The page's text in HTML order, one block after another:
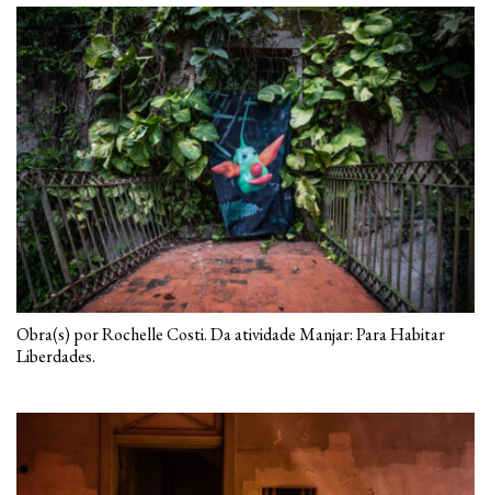
Obra(s) por Rochelle Costi. Da atividade Manjar: Para Habitar
Liberdades.